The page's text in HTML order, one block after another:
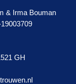
& Irma Bouman
GH